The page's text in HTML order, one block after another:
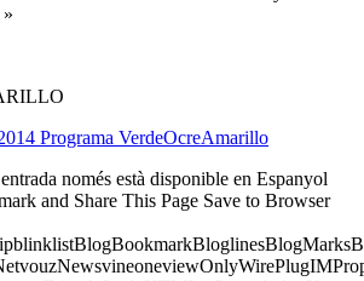
Programa VerdeOcreAmarillo
només està disponible en Espanyol
and Share This Page Save to Browser